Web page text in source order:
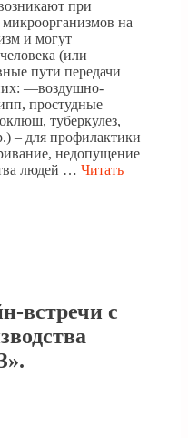
при
на
и могут
(или
пути передачи
—воздушно-
простудные
туберкулез,
– для профилактики
недопущение
людей … Читать
встречи с